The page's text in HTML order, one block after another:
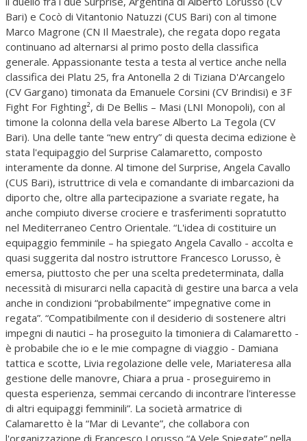
Bari) e Cocò di Vitantonio Natuzzi (CUS Bari) con al timone
Marco Magrone (CN Il Maestrale), che regata dopo regata
continuano ad alternarsi al primo posto della classifica
generale. Appassionante testa a testa al vertice anche nella
classifica dei Platu 25, fra Antonella 2 di Tiziana D'Arcangelo
(CV Gargano) timonata da Emanuele Corsini (CV Brindisi) e 3F
Fight For Fighting², di De Bellis – Masi (LNI Monopoli), con al
timone la colonna della vela barese Alberto La Tegola (CV
Bari). Una delle tante “new entry” di questa decima edizione è
stata l'equipaggio del Surprise Calamaretto, composto
interamente da donne. Al timone del Surprise, Angela Cavallo
(CUS Bari), istruttrice di vela e comandante di imbarcazioni da
diporto che, oltre alla partecipazione a svariate regate, ha
anche compiuto diverse crociere e trasferimenti sopratutto
nel Mediterraneo Centro Orientale. “L'idea di costituire un
equipaggio femminile – ha spiegato Angela Cavallo - accolta e
quasi suggerita dal nostro istruttore Francesco Lorusso, è
emersa, piuttosto che per una scelta predeterminata, dalla
necessità di misurarci nella capacità di gestire una barca a vela
anche in condizioni “probabilmente” impegnative come in
regata”. “Compatibilmente con il desiderio di sostenere altri
impegni di nautici – ha proseguito la timoniera di Calamaretto -
è probabile che io e le mie compagne di viaggio - Damiana
tattica e scotte, Livia regolazione delle vele, Mariateresa alla
gestione delle manovre, Chiara a prua - proseguiremo in
questa esperienza, semmai cercando di incontrare l'interesse
di altri equipaggi femminili”. La società armatrice di
Calamaretto è la “Mar di Levante”, che collabora con
l'organizzazione di Francesco Lorusso “A Vele Spiegate” nella